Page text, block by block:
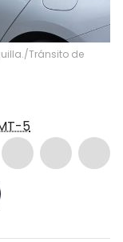
Tránsito de
5